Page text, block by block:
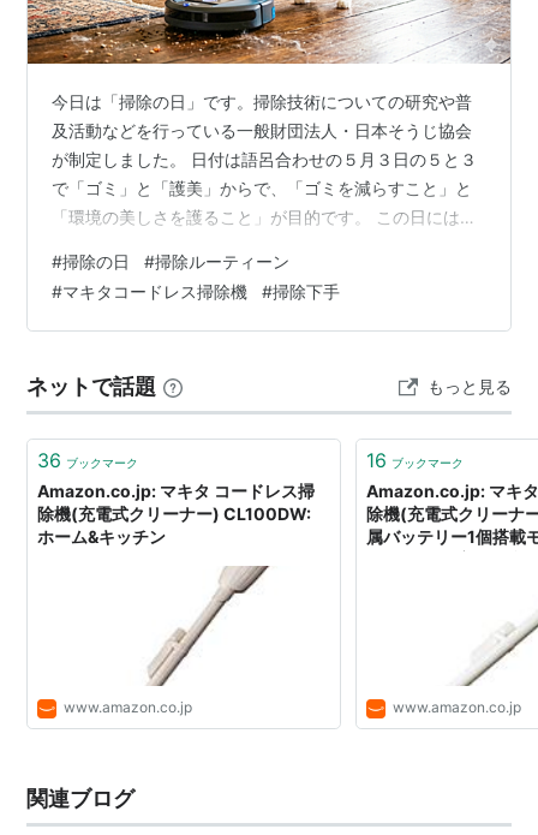
今日は「掃除の日」です。掃除技術についての研究や普
及活動などを行っている一般財団法人・日本そうじ協会
が制定しました。 日付は語呂合わせの５月３日の５と３
で「ゴミ」と「護美」からで、「ゴミを減らすこと」と
「環境の美しさを護ること」が目的です。 この日には全
うじ協会では環境整備の技術力を高め、良い習慣を身に
つける「掃除道」の普及促進も行っています。 この日に
は、全国で街そうじが実施されるそうですよ。 記念日は
した。 他にもいろいろあります。 9月24日：清掃の日
（廃棄物処理法に由来） 5月30日：ご…
#掃除の日 #掃除ルーティーン
#マキタコードレス掃除機 #掃除下手
ネットで話題 もっと見る
36 ブックマーク
Amazon.co.jp: マキタ コードレス掃
除機(充電式クリーナー) CL100DW:
ホーム&キッチン
www.amazon.co.jp
16 ブックマーク
Amazon.co.jp: マキ
除機(充電式クリーナ
属バッテリー1個搭載
www.amazon.co.jp
関連ブログ